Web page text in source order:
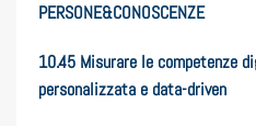
PERSONE&CONOSCENZE
10.45 Misurare le competenze
personalizzata e data-driven